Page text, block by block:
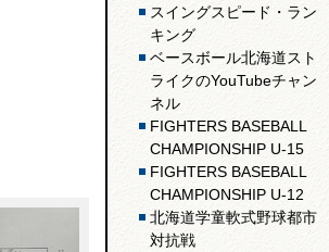
スイングスピード・ラン
キング
ベースボール北海道スト
ライクのYouTubeチャン
ネル
FIGHTERS BASEBALL
CHAMPIONSHIP U-15
FIGHTERS BASEBALL
CHAMPIONSHIP U-12
北海道学童軟式野球都市
対抗戦